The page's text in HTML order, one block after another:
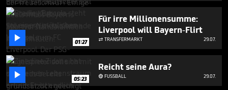
 01:27
Für irre Millionensumme:
Liverpool will Bayern-Flirt
 TRANSFERMARKT 29.07.
 05:23
Reicht seine Aura?
FUSSBALL 29.07.